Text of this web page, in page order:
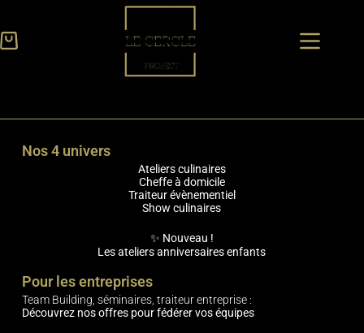
Nos 4 univers
Ateliers culinaires
Cheffe à domicile
Traiteur évènementiel
Show culinaires
✨ Nouveau !
Les ateliers anniversaires enfants
Pour les entreprises
Team Building, séminaires, traiteur entreprise :
Découvrez nos offres pour fédérer vos équipes